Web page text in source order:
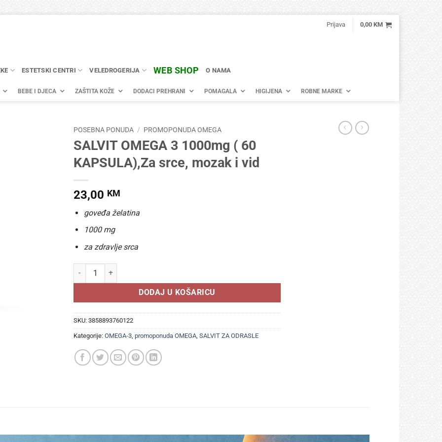
Prijava 0,00 KM
ESTETSKI CENTRI VELEDROGERIJA WEB SHOP O NAMA
BEBE I DJECA ZAŠTITA KOŽE DODACI PREHRANI POMAGALA HIGIJENA ROBNE MARKE
POSEBNA PONUDA / PROMOPONUDA OMEGA
SALVIT OMEGA 3 1000mg ( 60
KAPSULA),Za srce, mozak i vid
23,00 KM
goveđa želatina
1000 mg
za zdravlje srca
SALVIT OMEGA 3 1000mg ( 60 KAPSULA),Za srce, mozak i vid količina
DODAJ U KOŠARICU
SKU: 3858893760122
Kategorije: OMEGA-3 promoponuda OMEGA SALVIT ZA ODRASLE